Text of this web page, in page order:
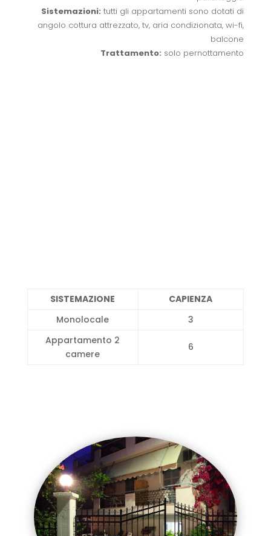
Sistemazioni: tutti gli appartamenti sono dotati di
angolo cottura attrezzato, tv, aria condizionata, wi-fi,
balcone
Trattamento: solo pernottamento
SISTEMAZIONE
CAPIENZA
Monolocale
3
Appartamento 2
camere
6